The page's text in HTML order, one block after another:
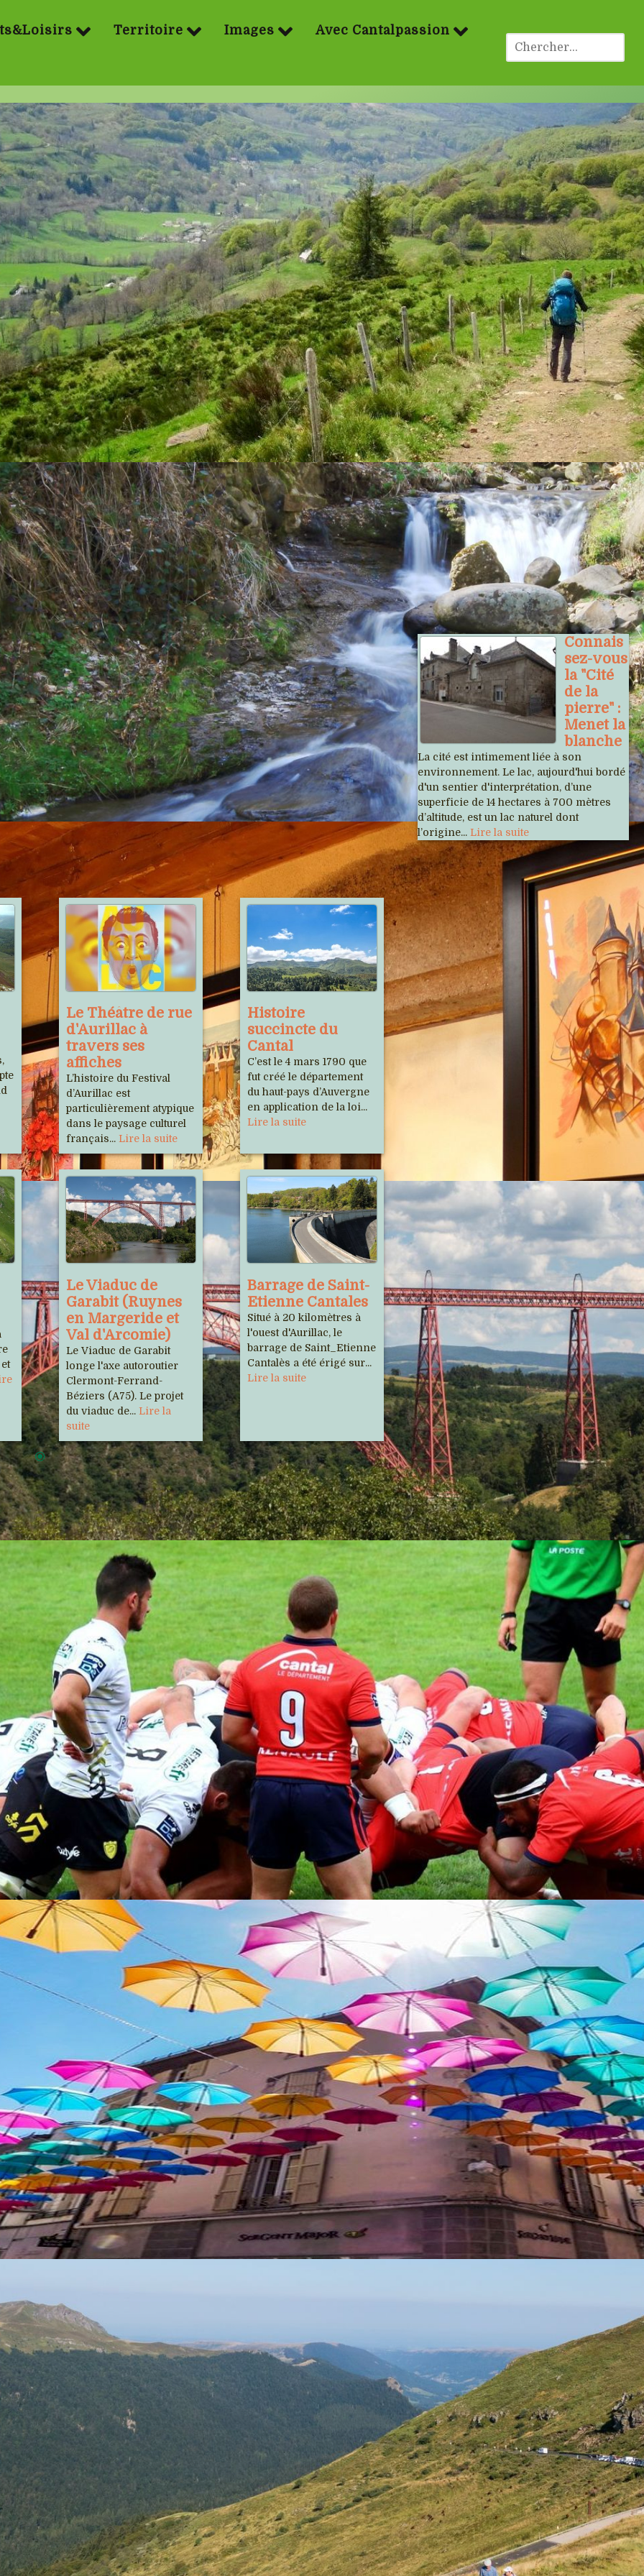
Territoire Images Avec Cantalpassion
PROVENCE RUGBY
10
17
Le Théâtre de rue
d'Aurillac à
travers ses
affiches
L’histoire du Festival
d’Aurillac est
particulièrement atypique
dans le paysage culturel
français...Lire la suite
Histoire
succincte du
Cantal
C’est le 4 mars 1790 que
fut créé le département
du haut-pays d’Auvergne
en application de la loi...
Lire la suite
Le Viaduc de
Garabit (Ruynes
en Margeride et
Val d'Arcomie)
Le Viaduc de Garabit
longe l'axe autoroutier
Clermont-Ferrand-
Béziers (A75). Le projet
du viaduc de...Lire la
suite
Barrage de Saint-
Etienne Cantales
Situé à 20 kilomètres à
l'ouest d'Aurillac, le
barrage de Saint_Etienne
Cantalès a été érigé sur...
Lire la suite
nos adhérents
Multiphonie /
la résitance/ Phot'haut
Chorale
Multiphonie
Musée de la
résistance
Sorties
Cinémas
Le Prisme
Théatre
La reproduction des textes et photos
du présent site est soumise à
autorisation
--------------
Le billet
Connais
sez-vous
la "Cité
de la
pierre" :
Menet la
blanche
La cité est intimement liée à son
environnement. Le lac, aujourd'hui bordé
d'un sentier d'interprétation, d’une
superficie de 14 hectares à 700 mètres
d’altitude, est un lac naturel dont
l’origine... Lire la suite
Articles récents
Auvergne Phot'Haut s'est
Un nouveau site plus moderne et avec
Le Cantal et le Tour de France,
un longue histoire
Les 13 et 14 juillet 2026, le Tour de
France passera une nouvelle fois dans
le Cantal, suite d'une belle et longue...
Fleur, le chamois qui voulait
vivre avec les humains
Fin avril 2025, une femelle chamois
avait quasiment élu domicile au coeur
du village cantalien de...
Les boiseries de l'hôtel Saint-
Pierre
La salle aux Boiseries de l'hôtel Saint-
Pierre à Aurillac est un lieu unique, en
raison des sculptures en noyer qui en...
La source minérale de
Crochepeyre (Le Fau)
Le dictionnaire statistique du Cantal
nous apprend que « le département [...]
est une des contrées de la France où...
Au jour le jour